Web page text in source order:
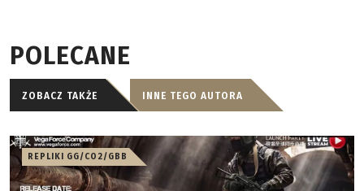
POLECANE
ZOBACZ TAKŻE INNE TEGO AUTORA
REPLIKI GG/CO2/GBB